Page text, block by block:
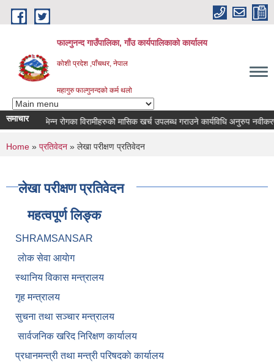
Skip to main content
फाल्गुनन्द गाउँपालिका, गाँउ कार्यपालिकाको कार्यालय
कोशी प्रदेश ,पाँचथर, नेपाल
महागुरु फाल्गुनन्दको कर्म थलो
समाचारविभिन्न रोगका विरामीहरुको मासिक खर्च उपलब्ध गराउने कार्यविधि अनुरुप नवीकरण
You are here
Home » प्रतिवेदन » लेखा परीक्षण प्रतिवेदन
लेखा परीक्षण प्रतिवेदन
महत्वपूर्ण लिङ्क
SHRAMSANSAR
लाेक सेवा आयाेग
स्थानिय विकास मन्त्रालय
गृह मन्त्रालय
सुचना तथा सञ्चार मन्त्रालय
सार्वजनिक खरिद निरिक्षण कार्यालय
प्रधानमन्त्री तथा मन्त्री परिषदकाे कार्यालय